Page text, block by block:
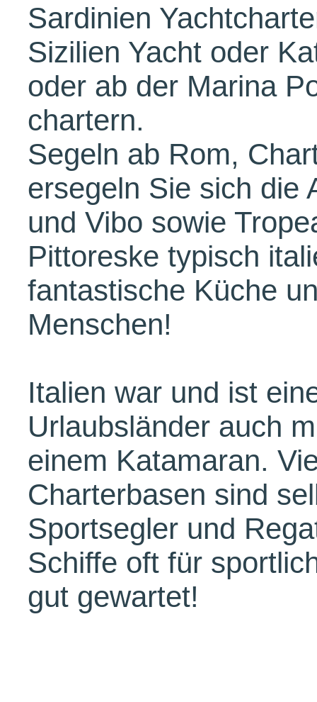
Sardinien
Sizilien Yacht oder
oder ab der Marina
chartern.
Segeln ab Rom,
ersegeln Sie sich die
und Vibo sowie
Pittoreske typisch
fantastische Küche
Menschen!
Italien war und ist
Urlaubsländer auch
einem Katamaran.
Charterbasen sind
Sportsegler und
Schiffe oft für
gut gewartet!